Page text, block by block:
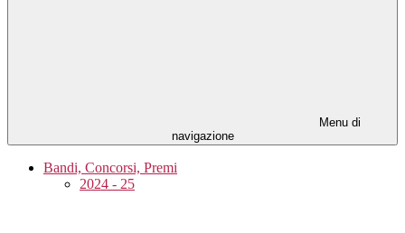
Menu di
navigazione
Bandi, Concorsi, Premi
2024 - 25